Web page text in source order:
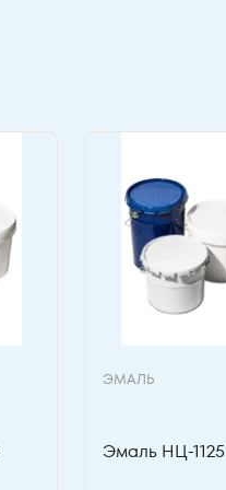
ЭМАЛЬ
Эмаль НЦ-1125